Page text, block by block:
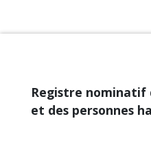
Registre nominatif
et des personnes